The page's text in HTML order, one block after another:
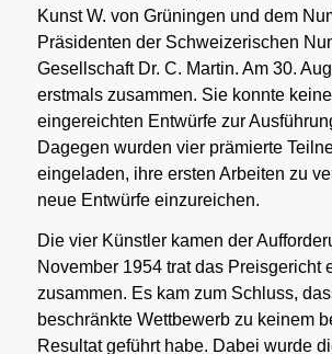
Kunst W. von Grüningen und dem
Präsidenten der Schweizerischen
Gesellschaft Dr. C. Martin. Am 30.
erstmals zusammen. Sie konnte
eingereichten Entwürfe zur
Dagegen wurden vier prämierte
eingeladen, ihre ersten Arbeiten zu
neue Entwürfe einzureichen.
Die vier Künstler kamen der
November 1954 trat das Preisgericht
zusammen. Es kam zum Schluss,
beschränkte Wettbewerb zu keinem
Resultat geführt habe. Dabei wurde